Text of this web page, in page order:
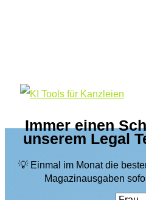
Immer einen
unserem Legal
💡 Einmal im Monat die
Magazinausgaben